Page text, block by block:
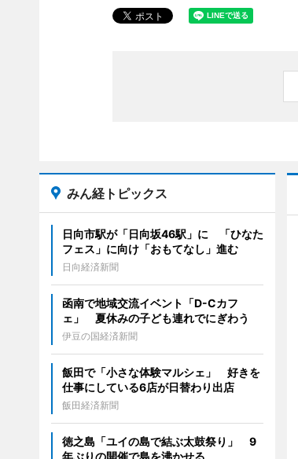
みん経トピックス
日向市駅が「日向坂46駅」に 「ひなた
フェス」に向け「おもてなし」進む
日向経済新聞
函南で地域交流イベント「D-Cカフ
ェ」 夏休みの子ども連れでにぎわう
伊豆の国経済新聞
飯田で「小さな体験マルシェ」 好きを
仕事にしている6店が日替わり出店
飯田経済新聞
徳之島「ユイの島で結ぶ太鼓祭り」 9
年ぶりの開催で島を沸かせる